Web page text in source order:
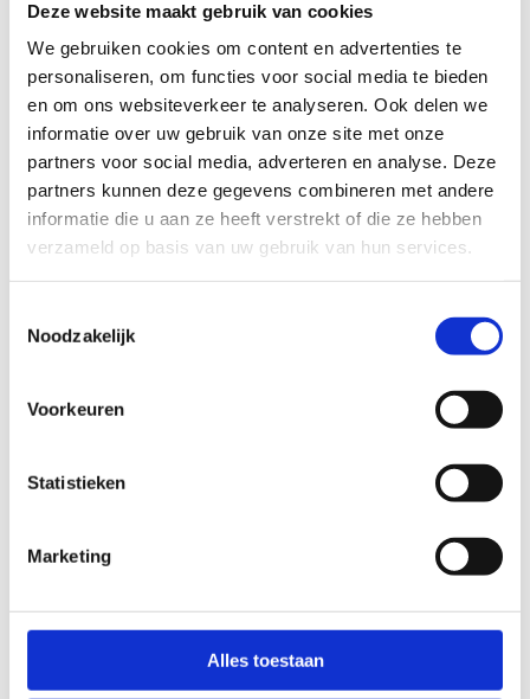
Deze website maakt gebruik van cookies
We gebruiken cookies om content en advertenties te
personaliseren, om functies voor social media te bieden
en om ons websiteverkeer te analyseren. Ook delen we
informatie over uw gebruik van onze site met onze
partners voor social media, adverteren en analyse. Deze
partners kunnen deze gegevens combineren met andere
informatie die u aan ze heeft verstrekt of die ze hebben
verzameld op basis van uw gebruik van hun services.
Noodzakelijk
Voorkeuren
Statistieken
Marketing
Alles toestaan
TECHNISCHE MOEILIJKHEIDSGRAAD
makkelijk moeilijk
BEWEGWIJZERING
slecht
TIP:ontbrekende signalisatie kan je melden via het
Routemeldpunt
Bewolkt
Winters